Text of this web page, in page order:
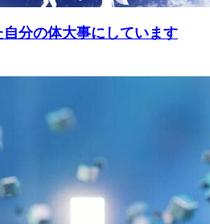
分の体大事にしています